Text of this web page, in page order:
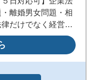
離婚男女問題・相
だけでなく経営・
を目指します。
談可／夜間・休日